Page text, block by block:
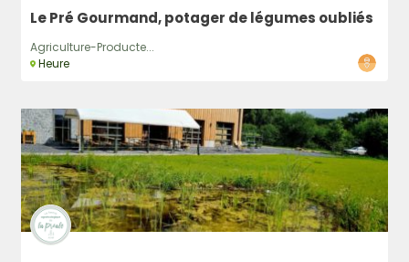
Le Pré Gourmand, potager de légumes oubliés
Agriculture-Producte...
Heure